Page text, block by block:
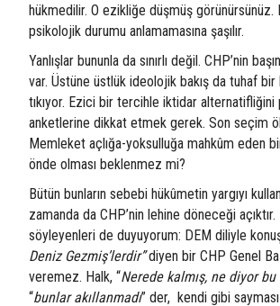
hükmedilir. O ezikliğe düşmüş görünürsünüz.
psikolojik durumu anlamamasına şaşılır.
Yanlışlar bununla da sınırlı değil. CHP’nin
var. Üstüne üstlük ideolojik bakış da tuhaf bir
tıkıyor. Ezici bir tercihle iktidar
anketlerine dikkat etmek gerek. Son seçim
Memleket açlığa-yoksulluğa mahkûm eden
önde olması beklenmez mi?
Bütün bunların sebebi hükûmetin yargıyı
zamanda da CHP’nin lehine döneceği
söyleyenleri de duyuyorum: DEM diliyle
Deniz Gezmiş’lerdir”diyen bir CHP Genel
veremez. Halk, “Nerede kalmış, ne diyor bu
“bunlar akıllanmadı” der, kendi gibi